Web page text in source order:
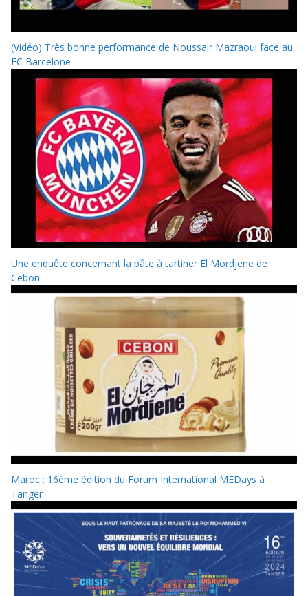
(Vidéo) Très bonne performance de Noussair Mazraoui face au
FC Barcelone
Une enquête concernant la pâte à tartiner El Mordjene de
Cebon
Maroc : 16ème édition du Forum International MEDays à
Tanger